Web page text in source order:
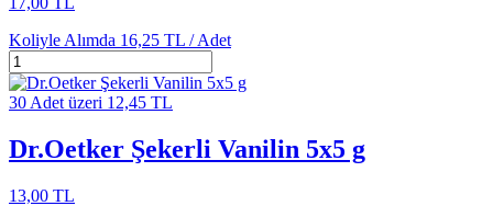
Koliyle Alımda 16,25 TL /Adet
30 Adet üzeri 12,45 TL
Dr.Oetker Şekerli Vanilin 5x5 g
13,00 TL